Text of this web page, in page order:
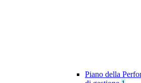
Piano della